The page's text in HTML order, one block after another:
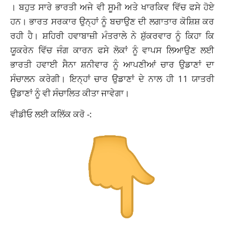
। ਬਹੁਤ ਸਾਰੇ ਭਾਰਤੀ ਅਜੇ ਵੀ ਸੂਮੀ ਅਤੇ ਖਾਰਕਿਵ ਵਿੱਚ ਫਸੇ ਹੋਏ
ਹਨ। ਭਾਰਤ ਸਰਕਾਰ ਉਨ੍ਹਾਂ ਨੂੰ ਬਚਾਉਣ ਦੀ ਲਗਾਤਾਰ ਕੋਸ਼ਿਸ਼ ਕਰ
ਰਹੀ ਹੈ। ਸ਼ਹਿਰੀ ਹਵਾਬਾਜ਼ੀ ਮੰਤਰਾਲੇ ਨੇ ਸ਼ੁੱਕਰਵਾਰ ਨੂੰ ਕਿਹਾ ਕਿ
ਯੂਕਰੇਨ ਵਿੱਚ ਜੰਗ ਕਾਰਨ ਫਸੇ ਲੋਕਾਂ ਨੂੰ ਵਾਪਸ ਲਿਆਉਣ ਲਈ
ਭਾਰਤੀ ਹਵਾਈ ਸੈਨਾ ਸ਼ਨੀਵਾਰ ਨੂੰ ਆਪਣੀਆਂ ਚਾਰ ਉਡਾਣਾਂ ਦਾ
ਸੰਚਾਲਨ ਕਰੇਗੀ। ਇਨ੍ਹਾਂ ਚਾਰ ਉਡਾਣਾਂ ਦੇ ਨਾਲ ਹੀ 11 ਯਾਤਰੀ
ਉਡਾਣਾਂ ਨੂੰ ਵੀ ਸੰਚਾਲਿਤ ਕੀਤਾ ਜਾਵੇਗਾ।
ਵੀਡੀਓ ਲਈ ਕਲਿੱਕ ਕਰੋ -: